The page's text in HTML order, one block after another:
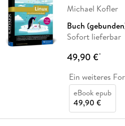
Michael Kofler
Buch
Sofort lieferbar
49,90 €*
Ein weiteres
eBook epub
49,90 €